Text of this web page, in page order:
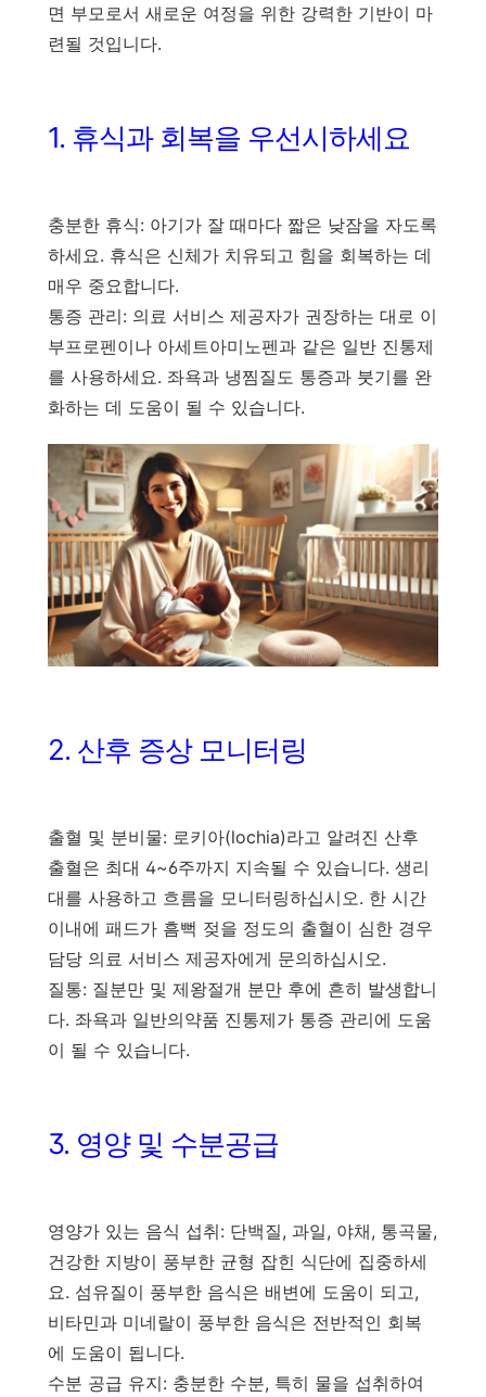
면 부모로서 새로운 여정을 위한 강력한 기반이 마
련될 것입니다.
1. 휴식과 회복을 우선시하세요
충분한 휴식: 아기가 잘 때마다 짧은 낮잠을 자도록
하세요. 휴식은 신체가 치유되고 힘을 회복하는 데
매우 중요합니다.
통증 관리: 의료 서비스 제공자가 권장하는 대로 이
부프로펜이나 아세트아미노펜과 같은 일반 진통제
를 사용하세요. 좌욕과 냉찜질도 통증과 붓기를 완
화하는 데 도움이 될 수 있습니다.
2. 산후 증상 모니터링
출혈 및 분비물: 로키아(lochia)라고 알려진 산후
출혈은 최대 4~6주까지 지속될 수 있습니다. 생리
대를 사용하고 흐름을 모니터링하십시오. 한 시간
이내에 패드가 흠뻑 젖을 정도의 출혈이 심한 경우
담당 의료 서비스 제공자에게 문의하십시오.
질통: 질분만 및 제왕절개 분만 후에 흔히 발생합니
다. 좌욕과 일반의약품 진통제가 통증 관리에 도움
이 될 수 있습니다.
3. 영양 및 수분공급
영양가 있는 음식 섭취: 단백질, 과일, 야채, 통곡물,
건강한 지방이 풍부한 균형 잡힌 식단에 집중하세
요. 섬유질이 풍부한 음식은 배변에 도움이 되고,
비타민과 미네랄이 풍부한 음식은 전반적인 회복
에 도움이 됩니다.
수분 공급 유지: 충분한 수분, 특히 물을 섭취하여